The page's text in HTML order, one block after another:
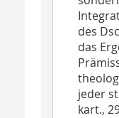
des
das
jeder
kart.,